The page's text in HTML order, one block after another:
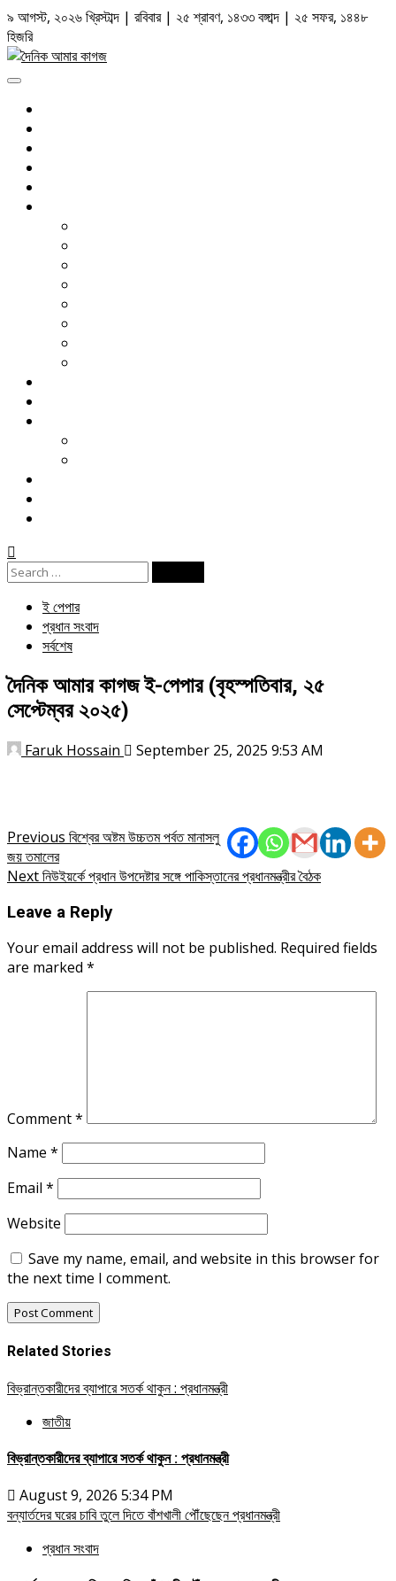
Skip
to
content
৯ আগস্ট, ২০২৬ খ্রিস্টাব্দ | রবিবার | ২৫ শ্রাবণ, ১৪৩৩ বঙ্গাব্দ | ২৫ সফর, ১৪৪৮
হিজরি
Primary
Menu
Search
ই পেপার
প্রধান সংবাদ
সর্বশেষ
দৈনিক আমার কাগজ ই-পেপার (বৃহস্পতিবার, ২৫
সেপ্টেম্বর ২০২৫)
Faruk Hossain September 25, 2025 9:53 AM
Post
navigation
Previous বিশ্বের অষ্টম উচ্চতম পর্বত মানাসলু
জয় তমালের
Nextনিউইয়র্কে প্রধান উপদেষ্টার সঙ্গে পাকিস্তানের প্রধানমন্ত্রীর বৈঠক
Leave a Reply
Your email address will not be published. Required fields
are marked *
Comment*
Name *
Email *
Website
Save my name, email, and website in this browser for
the next time I comment.
Related Stories
বিভ্রান্তকারীদের ব্যাপারে সতর্ক থাকুন : প্রধানমন্ত্রী
জাতীয়
বিভ্রান্তকারীদের ব্যাপারে সতর্ক থাকুন : প্রধানমন্ত্রী
August 9, 2026 5:34 PM
বন্যার্তদের ঘরের চাবি তুলে দিতে বাঁশখালী পৌঁছেছেন প্রধানমন্ত্রী
প্রধান সংবাদ